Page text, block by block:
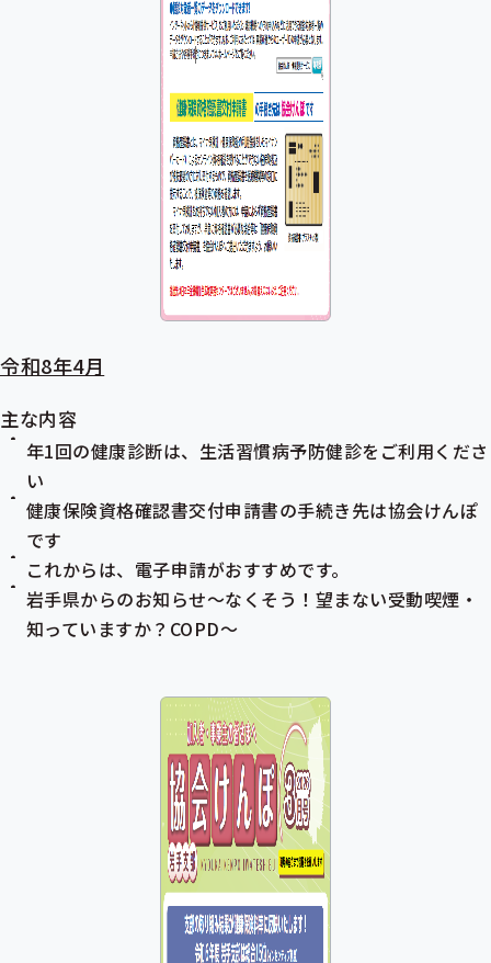
令和8年4月
主な内容
年1回の健康診断は、 生活習慣病予防健診をご利用くださ
い
健康保険資格確認書交付申請書の手続き先は協会けんぽ
です
これからは、電子申請がおすすめです。
岩手県からのお知らせ～なくそう！望まない受動喫煙・
知っていますか？COPD～